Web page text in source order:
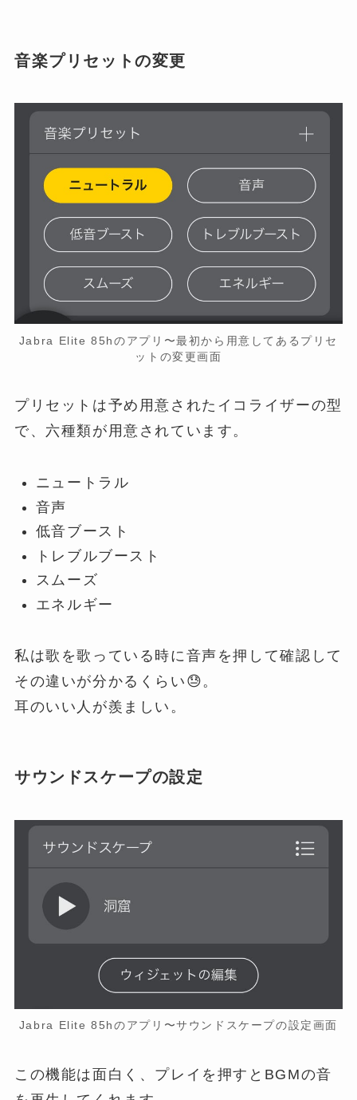
音楽プリセットの変更
Jabra Elite 85hのアプリ〜最初から用意してあるプリセ
ットの変更画面
プリセットは予め用意されたイコライザーの型
で、六種類が用意されています。
ニュートラル
音声
低音ブースト
トレブルブースト
スムーズ
エネルギー
私は歌を歌っている時に音声を押して確認して
その違いが分かるくらい😓。
耳のいい人が羨ましい。
サウンドスケープの設定
Jabra Elite 85hのアプリ〜サウンドスケープの設定画面
この機能は面白く、プレイを押すとBGMの音